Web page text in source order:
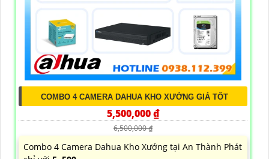
COMBO 4 CAMERA DAHUA KHO XƯỞNG GIÁ TỐT
5,500,000 ₫
6,500,000 ₫
Combo 4 Camera Dahua Kho Xưởng tại An Thành Phát